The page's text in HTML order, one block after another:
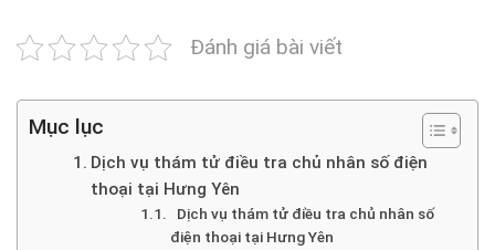
Đánh giá bài viết
Mục lục
Dịch vụ thám tử điều tra chủ nhân số điện
thoại tại Hưng Yên
Dịch vụ thám tử điều tra chủ nhân số
điện thoại tại Hưng Yên